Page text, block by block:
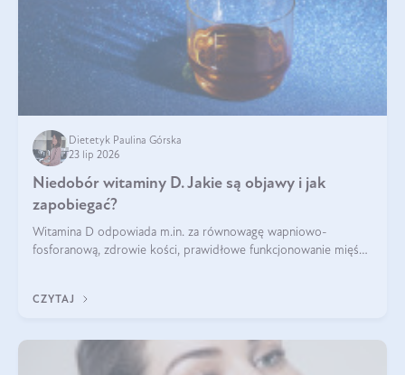
Dietetyk Paulina Górska
23 lip 2026
Niedobór witaminy D. Jakie są objawy i jak
zapobiegać?
Witamina D odpowiada m.in. za równowagę wapniowo-
fosforanową, zdrowie kości, prawidłowe funkcjonowanie mięśni
problemem.
CZYTAJ